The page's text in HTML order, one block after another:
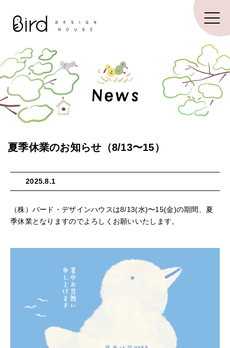
夏季休業のお知らせ（8/13〜15）
2025.8.1
（株）バード・デザインハウスは8/13(水)〜15(金)の期間、夏
季休業となりますのでよろしくお願いいたします。